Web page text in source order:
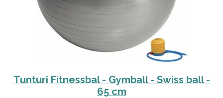
Tunturi Fitnessbal - Gymball - Swiss ball -
65 cm